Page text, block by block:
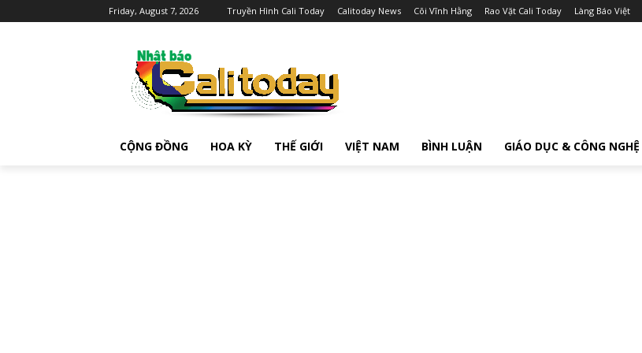
Friday, August 7, 2026 Truyền Hình Cali Today Calitoday News Cõi Vĩnh Hằng Rao Vặt Cali Today Làng Báo Việt
CỘNG ĐỒNG HOA KỲ THẾ GIỚI VIỆT NAM BÌNH LUẬN GIÁO DỤC & CÔNG NGHỆ